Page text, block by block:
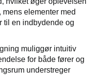
elementer med
til en indbydende og
muliggør intuitiv
for både fører og
understreger